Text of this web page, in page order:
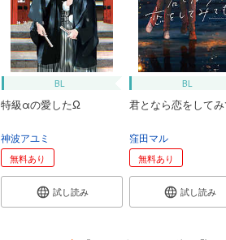
BL
特級αの愛したΩ
神波アユミ
無料あり
試し読み
BL
君となら恋をして
窪田マル
無料あり
試し読み